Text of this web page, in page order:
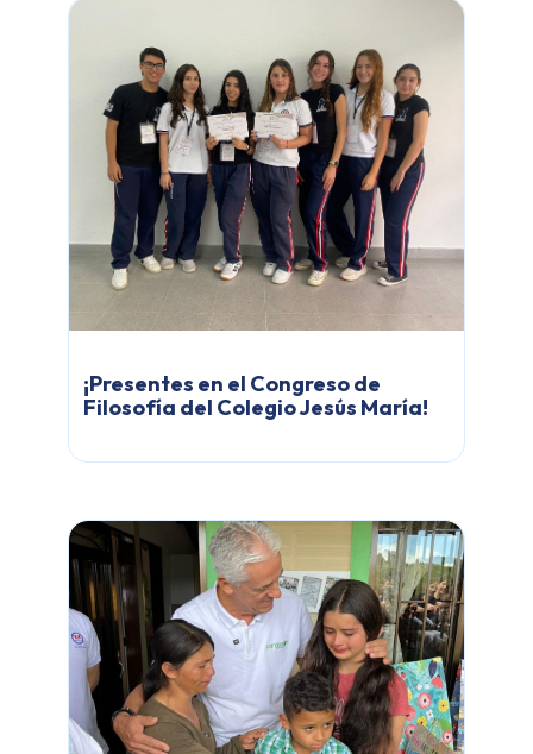
¡Presentes en el Congreso de
Filosofía del Colegio Jesús María!